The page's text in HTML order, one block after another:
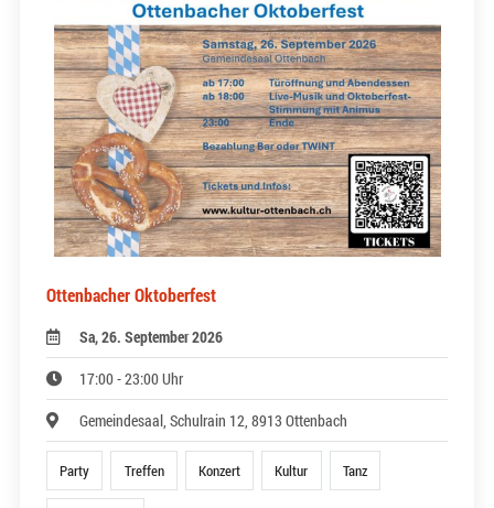
Ottenbacher Oktoberfest
Sa, 26. September 2026
17:00 - 23:00 Uhr
Gemeindesaal, Schulrain 12, 8913 Ottenbach
Party Treffen Konzert Kultur Tanz